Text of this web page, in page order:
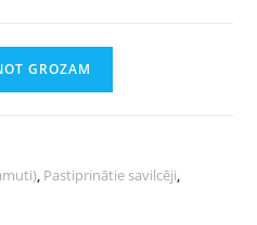
GROZAM
, Pastiprinātie savilcēji,